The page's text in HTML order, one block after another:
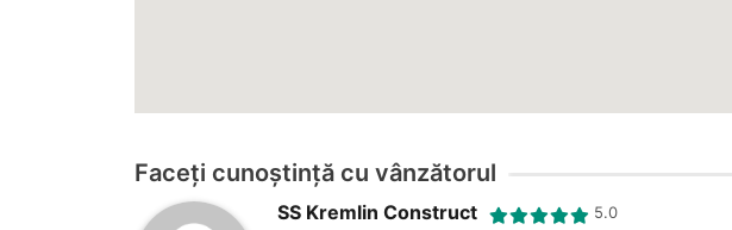
Faceți cunoștință cu vânzătorul
SS Kremlin Construct 5.0